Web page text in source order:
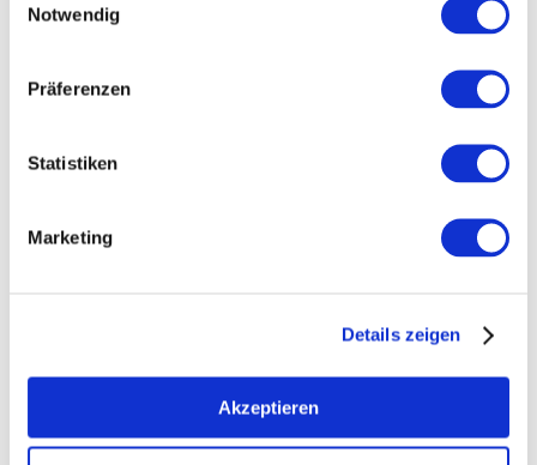
Notwendig
Präferenzen
Statistiken
Marketing
Details zeigen
Akzeptieren
Weitere Bilder